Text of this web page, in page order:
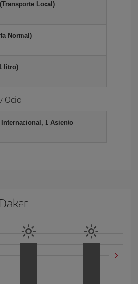
Local)
Normal)
litro)
Ocio
1 Asiento